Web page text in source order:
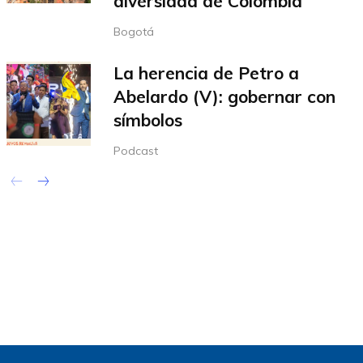
Bogotá
La herencia de Petro a
Abelardo (V): gobernar con
símbolos
Podcast